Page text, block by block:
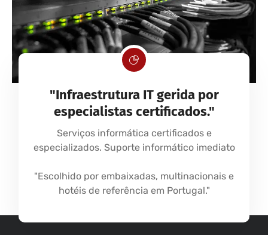
"Infraestrutura IT gerida por
especialistas certificados."
Serviços informática certificados e
especializados. Suporte informático imediato
"Escolhido por embaixadas, multinacionais e
hotéis de referência em Portugal."